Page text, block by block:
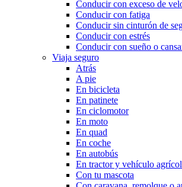
Conducir con exceso de
Conducir con fatiga
Conducir sin cinturón de
Conducir con estrés
Conducir con sueño o
Viaja seguro
Atrás
A pie
En bicicleta
En patinete
En ciclomotor
En moto
En quad
En coche
En autobús
En tractor y vehículo
Con tu mascota